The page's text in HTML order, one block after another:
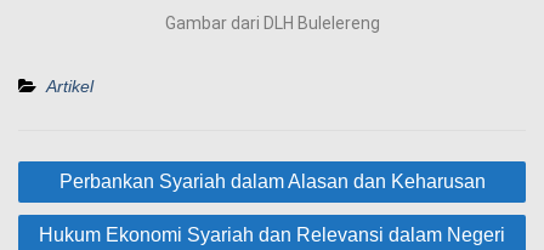
Gambar dari DLH Bulelereng
Artikel
Perbankan Syariah dalam Alasan dan Keharusan
Hukum Ekonomi Syariah dan Relevansi dalam Negeri